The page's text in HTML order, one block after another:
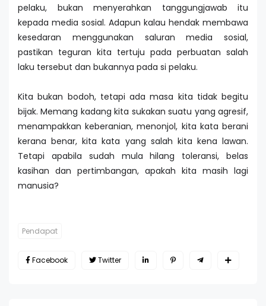
pelaku, bukan menyerahkan tanggungjawab itu
kepada media sosial. Adapun kalau hendak membawa
kesedaran menggunakan saluran media sosial,
pastikan teguran kita tertuju pada perbuatan salah
laku tersebut dan bukannya pada si pelaku.
Kita bukan bodoh, tetapi ada masa kita tidak begitu
bijak. Memang kadang kita sukakan suatu yang agresif,
menampakkan keberanian, menonjol, kita kata berani
kerana benar, kita kata yang salah kita kena lawan.
Tetapi apabila sudah mula hilang toleransi, belas
kasihan dan pertimbangan, apakah kita masih lagi
manusia?
Pendapat
Facebook Twitter